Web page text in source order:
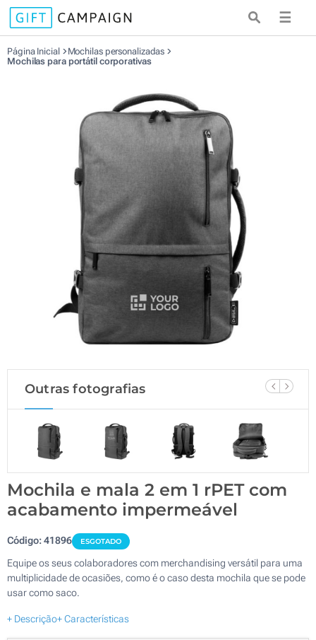
☰
Página Inicial
Mochilas personalizadas
Mochilas para portátil corporativas
Outras fotografias
Mochila e mala 2 em 1 rPET com
acabamento impermeável
Código:41896 ESGOTADO
Equipe os seus colaboradores com merchandising versátil para uma
multiplicidade de ocasiões, como é o caso desta mochila que se pode
usar como saco.
+ Descrição+ Características